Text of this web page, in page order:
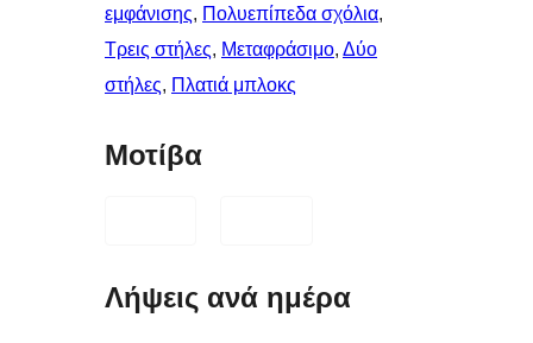
εμφάνισης, Πολυεπίπεδα σχόλια
Τρεις στήλες, Μεταφράσιμο, Δύο
στήλες, Πλατιά μπλοκς
Μοτίβα
Λήψεις ανά ημέρα